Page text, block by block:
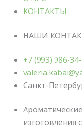
КОНТАКТЫ
НАШИ
+7 (993) 986-
Санкт-
изготовления